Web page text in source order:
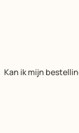
Kan ik mijn